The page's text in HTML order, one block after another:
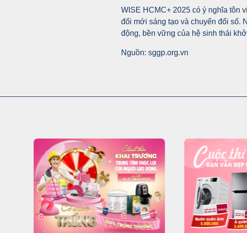
WISE HCMC+ 2025 có ý nghĩa tôn
đổi mới sáng tạo và chuyển đổi số.
động, bền vững của hệ sinh thái
Nguồn: sggp.org.vn